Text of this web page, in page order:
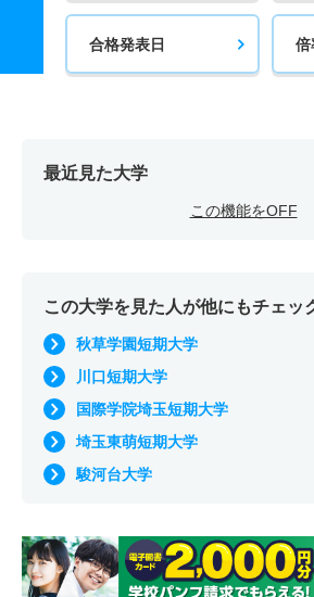
合格発表日 倍
最近見た大学
この機能をOFF
この大学を見た人が他にもチェッ
秋草学園短期大学
川口短期大学
国際学院埼玉短期大学
埼玉東萌短期大学
駿河台大学